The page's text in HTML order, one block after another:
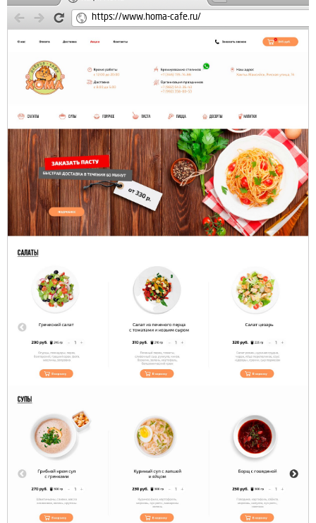
https://www.homa-cafe.ru/